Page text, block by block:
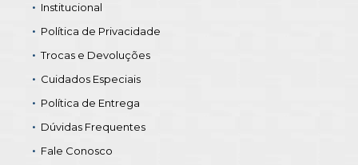
Institucional
Política de Privacidade
Trocas e Devoluções
Cuidados Especiais
Política de Entrega
Dúvidas Frequentes
Fale Conosco